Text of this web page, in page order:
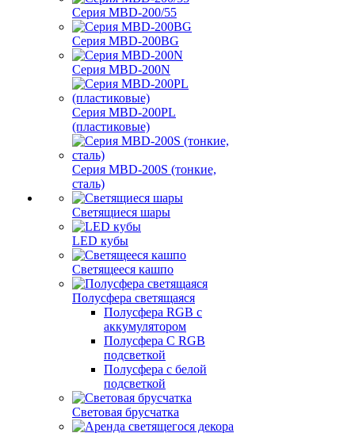
Серия MBD-200/55
Серия MBD-200BG
Серия MBD-200N
Серия MBD-200PL
(пластиковые)
Серия MBD-200S (тонкие,
сталь)
Светящиеся шары
LED кубы
Светящееся кашпо
Полусфера светящаяся
Полусфера RGB с
аккумулятором
Полусфера С RGB
подсветкой
Полусфера с белой
подсветкой
Световая брусчатка